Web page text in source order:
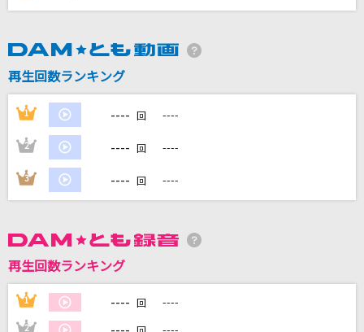
星野 源
ヨルノカタスミ
kobore
もっと見る
DAMに会員登録・ログインして
再生回数ランキング
1 ---- 回 ----
2 ---- 回 ----
3 ---- 回 ----
再生回数ランキング
1 ---- 回 ----
2 ----